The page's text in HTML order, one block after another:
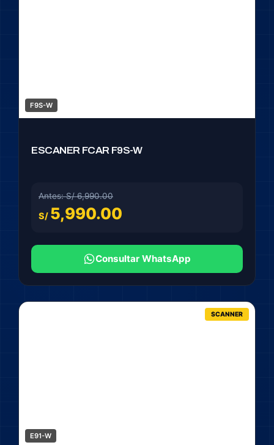
F9S-W
ESCANER FCAR F9S-W
Antes: S/ 6,990.00
S/ 5,990.00
Consultar WhatsApp
SCANNER
E91-W